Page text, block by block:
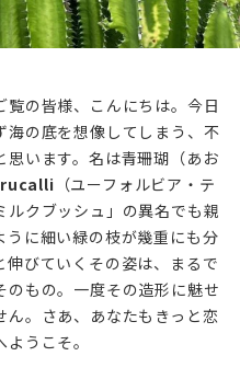
の皆様、こんにちは。今日
海の底を想像してしまう、不
います。名は青珊瑚（あお
（ユーフォルビア・テ
ルクブッシュ」の異名でも親
うに細い緑の枝が幾重にも分
びていくその姿は、まるで
もの。一度その造形に魅せ
。さあ、あなたもきっと恋
うこそ。